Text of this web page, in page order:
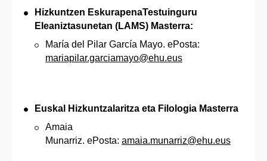
Hizkuntzen EskurapenaTestuinguru
Eleaniztasunetan (LAMS) Masterra:
María del Pilar García Mayo. ePosta:
mariapilar.garciamayo@ehu.eus
Euskal Hizkuntzalaritza eta Filologia Masterra
Amaia
Munarriz. ePosta: amaia.munarriz@ehu.eus